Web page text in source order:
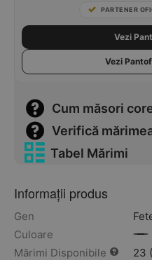
PARTENER
Vezi
Vezi
Cum măsori
Verifică
Tabel Mărimi
Informații produs
Gen
Culoare
Mărimi Disponibile
23